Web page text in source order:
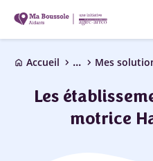
home Accueil chevron_right ... chevron_right Mes
Les
motrice